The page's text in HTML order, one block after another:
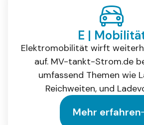
E |
Elektromobilität wirft
auf. MV-tankt-Strom.de
umfassend Themen wie
Reichweiten, und
Mehr erfahren